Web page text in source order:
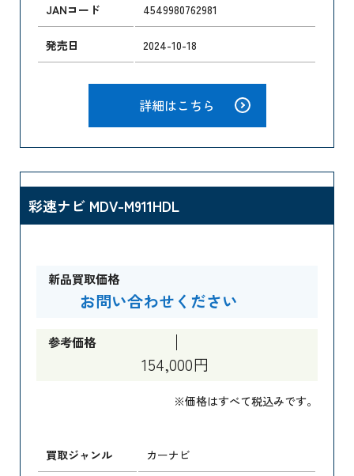
JANコード 4549980762981
発売日 2024-10-18
詳細はこちら
彩速ナビ MDV-M911HDL
新品買取価格
お問い合わせください
参考価格
154,000円
※価格はすべて税込みです。
買取ジャンル カーナビ